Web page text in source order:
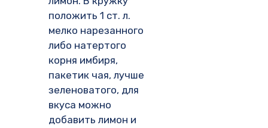
положить 1 ст. л.
мелко нарезанного
либо натертого
корня имбиря,
пакетик чая, лучше
зеленоватого, для
вкуса можно
добавить лимон и